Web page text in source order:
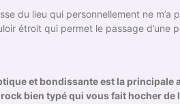
du lieu qui personnellement ne m’a
étroit qui permet le passage d’une
et bondissante est la principale
bien typé qui vous fait hocher de